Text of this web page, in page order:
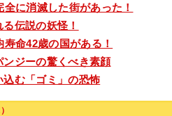
に消滅した街があった！
伝説の妖怪！
命42歳の国がある！
ジーの驚くべき素顔
む「ゴミ」の恐怖